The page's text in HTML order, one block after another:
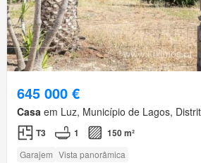
645 000 €
Casa em Luz, Município de Lagos,
T3 1 150 m²
Garajem Vista panorâmica